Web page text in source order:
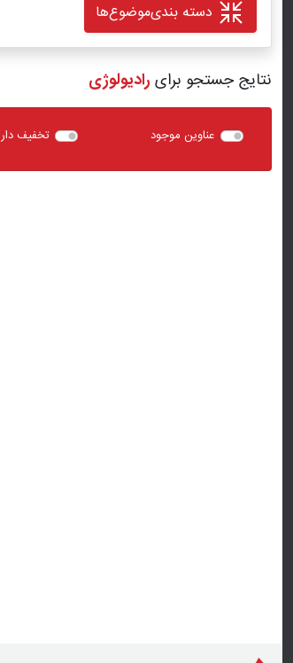
دسته بندیموضوع‌ها
نتایج جستجو برای رادیولوژی
عناوین موجود تخفیف دار